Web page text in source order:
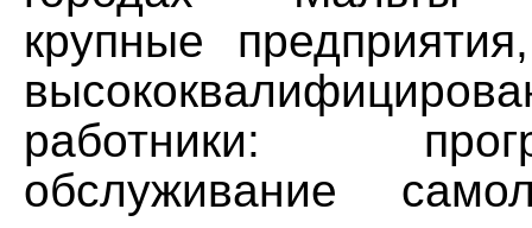
крупные
работники:
обслуживание